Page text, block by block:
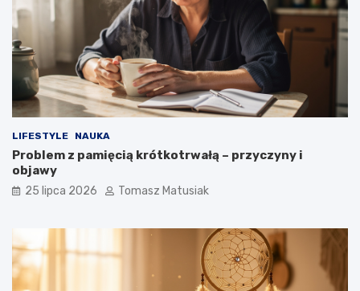
LIFESTYLE NAUKA
Problem z pamięcią krótkotrwałą – przyczyny i
objawy
25 lipca 2026 Tomasz Matusiak